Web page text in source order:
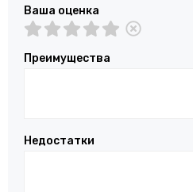
Ваша оценка
Преимущества
Недостатки